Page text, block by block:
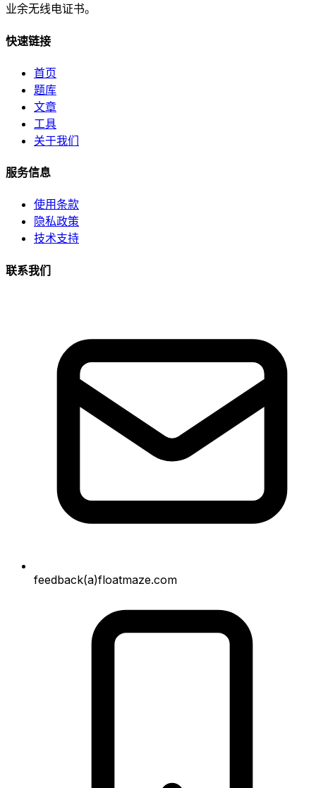
业余无线电证书。
快速链接
首页
题库
文章
工具
关于我们
服务信息
使用条款
隐私政策
技术支持
联系我们
feedback(a)floatmaze.com